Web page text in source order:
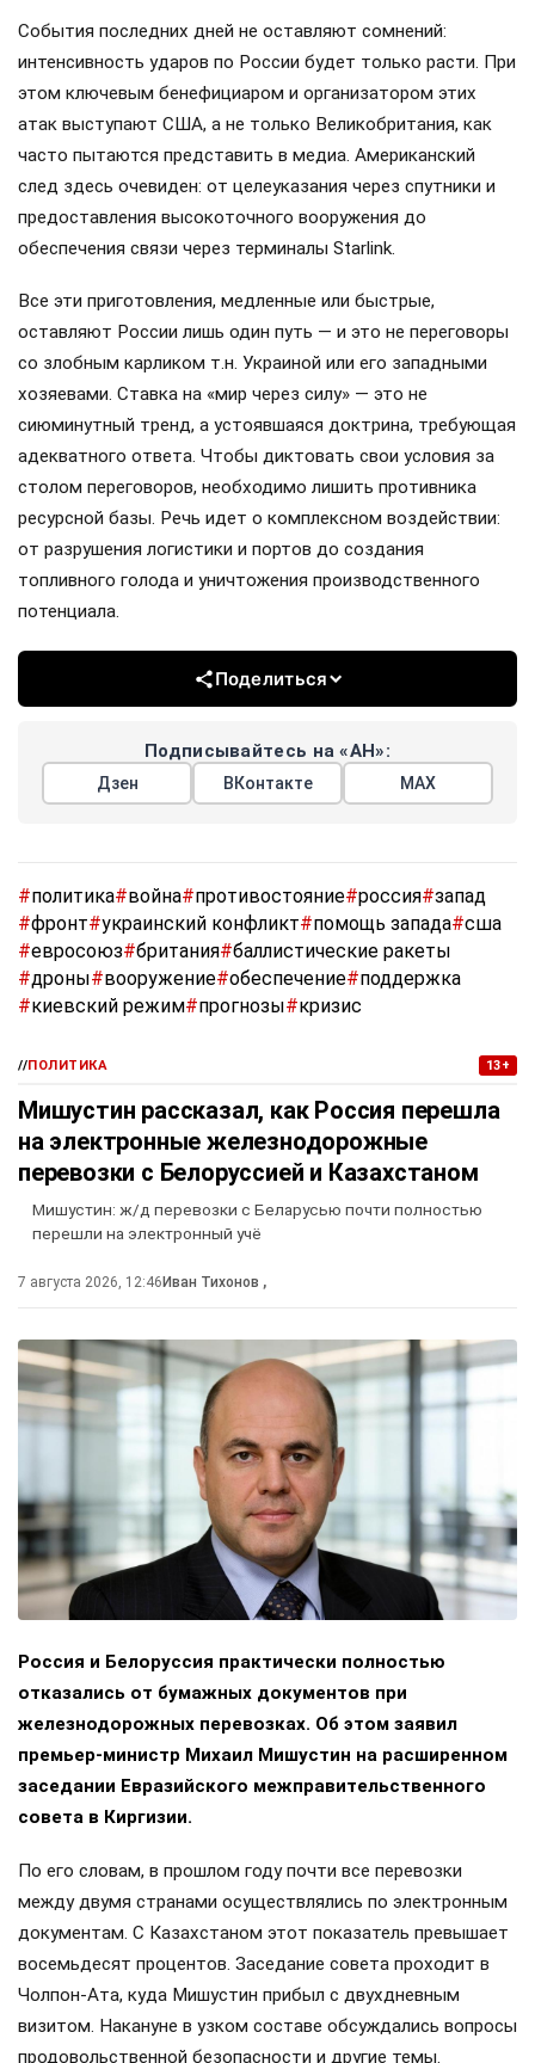
События последних дней не оставляют сомнений:
интенсивность ударов по России будет только расти. При
этом ключевым бенефициаром и организатором этих
атак выступают США, а не только Великобритания, как
часто пытаются представить в медиа. Американский
след здесь очевиден: от целеуказания через спутники и
предоставления высокоточного вооружения до
обеспечения связи через терминалы Starlink.
Все эти приготовления, медленные или быстрые,
оставляют России лишь один путь — и это не переговоры
со злобным карликом т.н. Украиной или его западными
хозяевами. Ставка на «мир через силу» — это не
сиюминутный тренд, а устоявшаяся доктрина, требующая
адекватного ответа. Чтобы диктовать свои условия за
столом переговоров, необходимо лишить противника
ресурсной базы. Речь идет о комплексном воздействии:
от разрушения логистики и портов до создания
топливного голода и уничтожения производственного
потенциала.
Поделиться
Подписывайтесь на «АН»:
Дзен ВКонтакте МАХ
#политика#война#противостояние#россия#запад
#фронт#украинский конфликт#помощь запада#сша
#евросоюз#британия#баллистические ракеты
#дроны#вооружение#обеспечение#поддержка
#киевский режим#прогнозы#кризис
//ПОЛИТИКА 13+
Мишустин рассказал, как Россия перешла
на электронные железнодорожные
перевозки с Белоруссией и Казахстаном
Мишустин: ж/д перевозки с Беларусью почти полностью
перешли на электронный учё
7 августа 2026, 12:46 Иван Тихонов ,
Россия и Белоруссия практически полностью
отказались от бумажных документов при
железнодорожных перевозках. Об этом заявил
премьер-министр Михаил Мишустин на расширенном
заседании Евразийского межправительственного
совета в Киргизии.
По его словам, в прошлом году почти все перевозки
между двумя странами осуществлялись по электронным
документам. С Казахстаном этот показатель превышает
восемьдесят процентов. Заседание совета проходит в
Чолпон-Ата, куда Мишустин прибыл с двухдневным
визитом. Накануне в узком составе обсуждались вопросы
продовольственной безопасности и другие темы.